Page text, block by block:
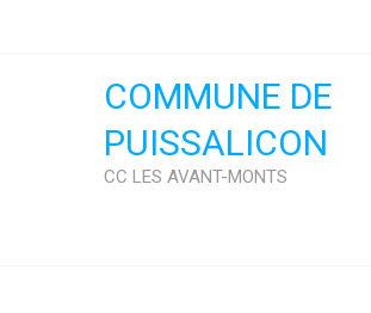
COMMUNE DE
PUISSALICON
CC LES AVANT-MONTS